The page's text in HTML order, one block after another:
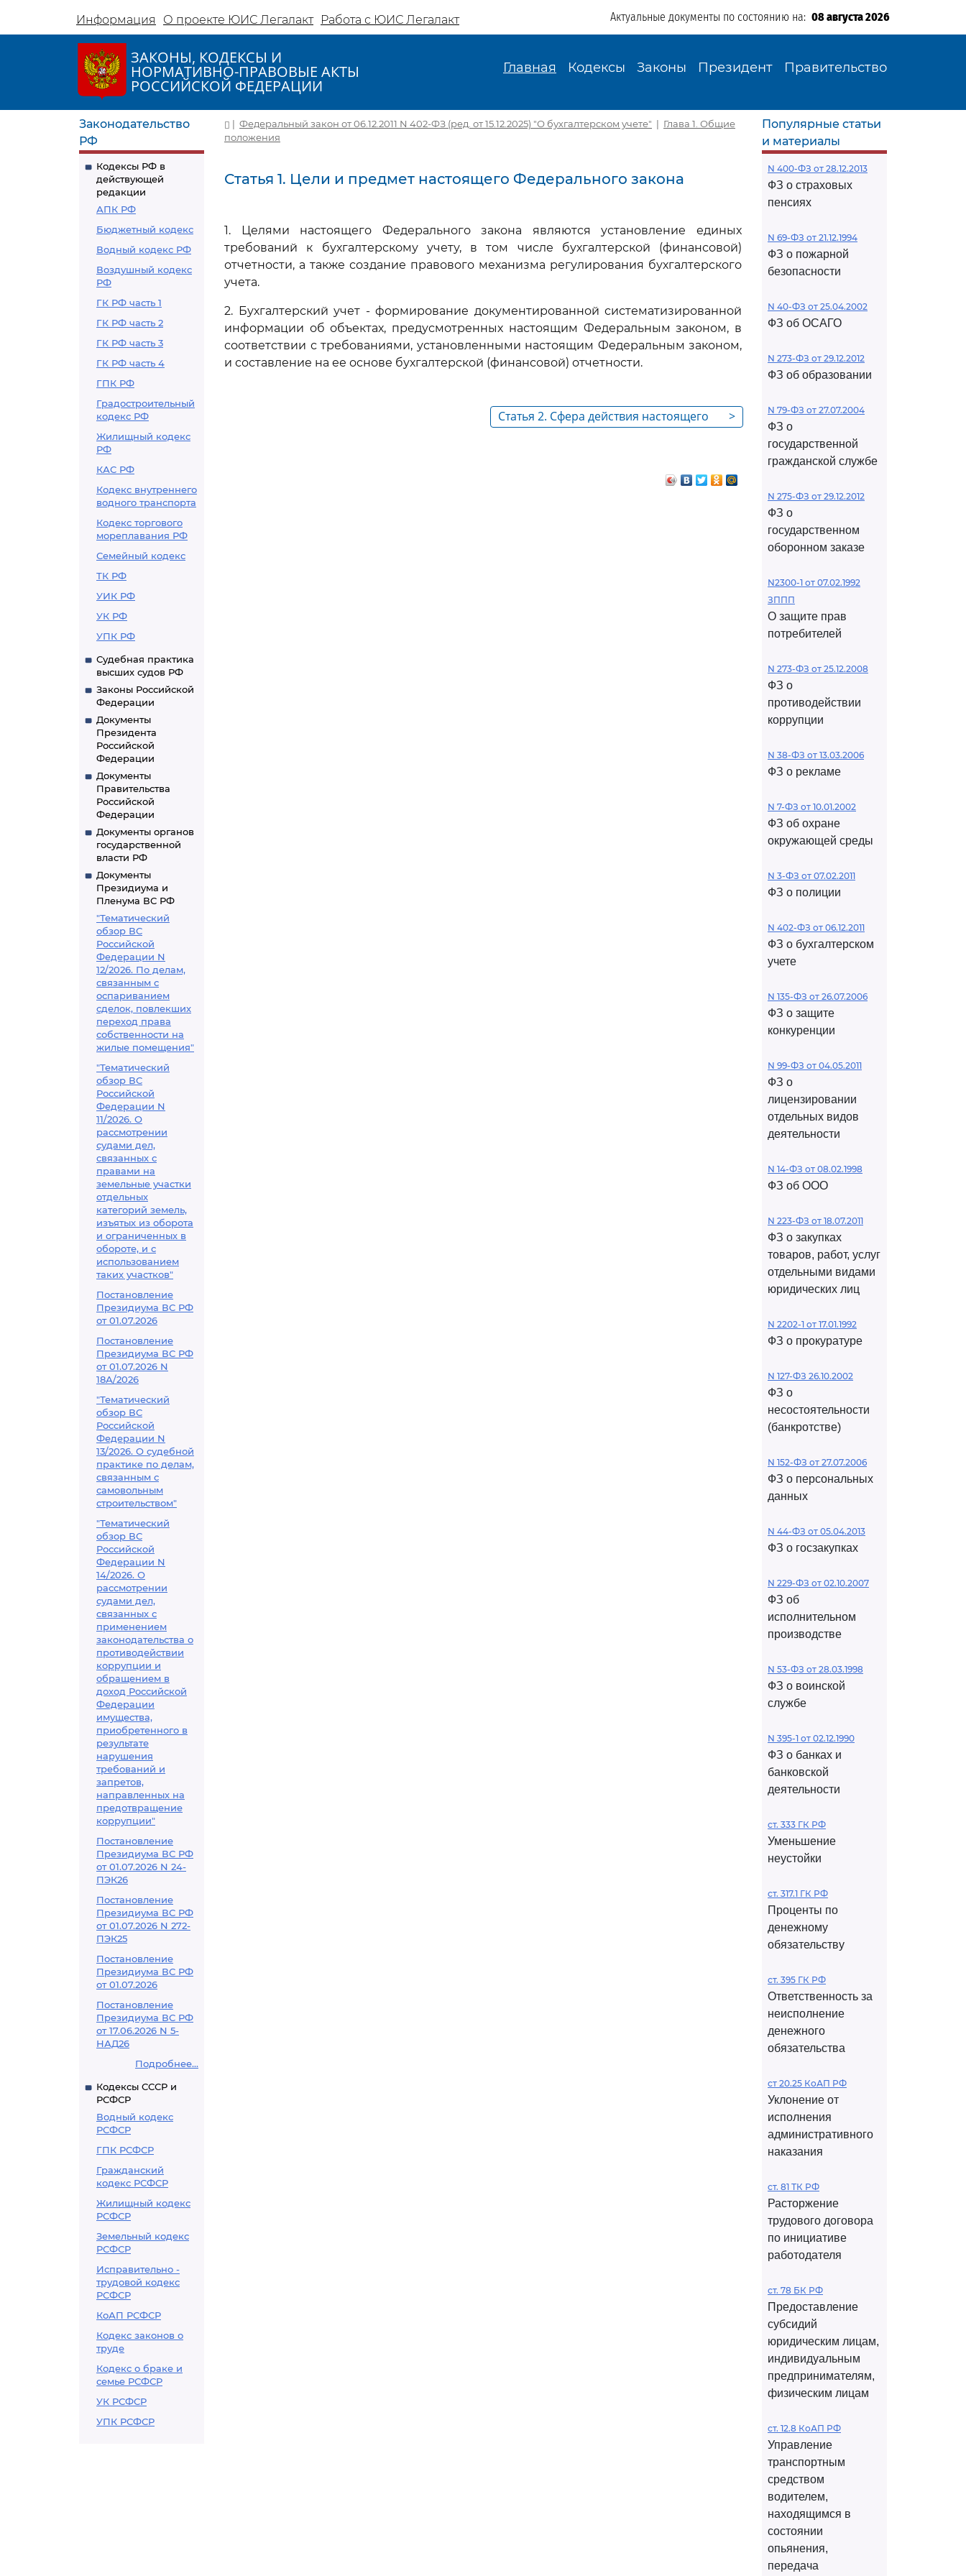
Информация О проекте ЮИС Легалакт Работа с ЮИС Легалакт Актуальные документы по состоянию на: 08 августа 2026
ЗАКОНЫ, КОДЕКСЫ И
НОРМАТИВНО-ПРАВОВЫЕ АКТЫ
РОССИЙСКОЙ ФЕДЕРАЦИИ
Главная Кодексы Законы Президент Правительство
Законодательство
РФ
Кодексы РФ в
действующей
редакции
АПК РФ
Бюджетный кодекс
Водный кодекс РФ
Воздушный кодекс
РФ
ГК РФ часть 1
ГК РФ часть 2
ГК РФ часть 3
ГК РФ часть 4
ГПК РФ
Градостроительный
кодекс РФ
Жилищный кодекс
РФ
КАС РФ
Кодекс внутреннего
водного транспорта
Кодекс торгового
мореплавания РФ
Семейный кодекс
ТК РФ
УИК РФ
УК РФ
УПК РФ
Судебная практика
высших судов РФ
Законы Российской
Федерации
Документы
Президента
Российской
Федерации
Документы
Правительства
Российской
Федерации
Документы органов
государственной
власти РФ
Документы
Президиума и
Пленума ВС РФ
"Тематический
обзор ВС
Российской
Федерации N
12/2026. По делам,
связанным с
оспариванием
сделок, повлекших
переход права
собственности на
жилые помещения"
"Тематический
обзор ВС
Российской
Федерации N
11/2026. О
рассмотрении
судами дел,
связанных с
правами на
земельные участки
отдельных
категорий земель,
изъятых из оборота
и ограниченных в
обороте, и с
использованием
таких участков"
Постановление
Президиума ВС РФ
от 01.07.2026
Постановление
Президиума ВС РФ
от 01.07.2026 N
18А/2026
"Тематический
обзор ВС
Российской
Федерации N
13/2026. О судебной
практике по делам,
связанным с
самовольным
строительством"
"Тематический
обзор ВС
Российской
Федерации N
14/2026. О
рассмотрении
судами дел,
связанных с
применением
законодательства о
противодействии
коррупции и
обращением в
доход Российской
Федерации
имущества,
приобретенного в
результате
нарушения
требований и
запретов,
направленных на
предотвращение
коррупции"
Постановление
Президиума ВС РФ
от 01.07.2026 N 24-
ПЭК26
Постановление
Президиума ВС РФ
от 01.07.2026 N 272-
ПЭК25
Постановление
Президиума ВС РФ
от 01.07.2026
Постановление
Президиума ВС РФ
от 17.06.2026 N 5-
НАД26
Подробнее...
Кодексы СССР и
РСФСР
Водный кодекс
РСФСР
ГПК РСФСР
Гражданский
кодекс РСФСР
Жилищный кодекс
РСФСР
Земельный кодекс
РСФСР
Исправительно -
трудовой кодекс
РСФСР
КоАП РСФСР
Кодекс законов о
труде
Кодекс о браке и
семье РСФСР
УК РСФСР
УПК РСФСР
| Федеральный закон от 06.12.2011 N 402-ФЗ (ред. от 15.12.2025) "О бухгалтерском учете" | Глава 1. Общие
положения
Статья 1. Цели и предмет настоящего Федерального закона
1. Целями настоящего Федерального закона являются установление единых
требований к бухгалтерскому учету, в том числе бухгалтерской (финансовой)
отчетности, а также создание правового механизма регулирования бухгалтерского
учета.
2. Бухгалтерский учет - формирование документированной систематизированной
информации об объектах, предусмотренных настоящим Федеральным законом, в
соответствии с требованиями, установленными настоящим Федеральным законом,
и составление на ее основе бухгалтерской (финансовой) отчетности.
>
Статья 2. Сфера действия настоящего
Популярные статьи
и материалы
N 400-ФЗ от 28.12.2013
ФЗ о страховых
пенсиях
N 69-ФЗ от 21.12.1994
ФЗ о пожарной
безопасности
N 40-ФЗ от 25.04.2002
ФЗ об ОСАГО
N 273-ФЗ от 29.12.2012
ФЗ об образовании
N 79-ФЗ от 27.07.2004
ФЗ о
государственной
гражданской службе
N 275-ФЗ от 29.12.2012
ФЗ о
государственном
оборонном заказе
N2300-1 от 07.02.1992
ЗППП
О защите прав
потребителей
N 273-ФЗ от 25.12.2008
ФЗ о
противодействии
коррупции
N 38-ФЗ от 13.03.2006
ФЗ о рекламе
N 7-ФЗ от 10.01.2002
ФЗ об охране
окружающей среды
N 3-ФЗ от 07.02.2011
ФЗ о полиции
N 402-ФЗ от 06.12.2011
ФЗ о бухгалтерском
учете
N 135-ФЗ от 26.07.2006
ФЗ о защите
конкуренции
N 99-ФЗ от 04.05.2011
ФЗ о
лицензировании
отдельных видов
деятельности
N 14-ФЗ от 08.02.1998
ФЗ об ООО
N 223-ФЗ от 18.07.2011
ФЗ о закупках
товаров, работ, услуг
отдельными видами
юридических лиц
N 2202-1 от 17.01.1992
ФЗ о прокуратуре
N 127-ФЗ 26.10.2002
ФЗ о
несостоятельности
(банкротстве)
N 152-ФЗ от 27.07.2006
ФЗ о персональных
данных
N 44-ФЗ от 05.04.2013
ФЗ о госзакупках
N 229-ФЗ от 02.10.2007
ФЗ об
исполнительном
производстве
N 53-ФЗ от 28.03.1998
ФЗ о воинской
службе
N 395-1 от 02.12.1990
ФЗ о банках и
банковской
деятельности
ст. 333 ГК РФ
Уменьшение
неустойки
ст. 317.1 ГК РФ
Проценты по
денежному
обязательству
ст. 395 ГК РФ
Ответственность за
неисполнение
денежного
обязательства
ст 20.25 КоАП РФ
Уклонение от
исполнения
административного
наказания
ст. 81 ТК РФ
Расторжение
трудового договора
по инициативе
работодателя
ст. 78 БК РФ
Предоставление
субсидий
юридическим лицам,
индивидуальным
предпринимателям,
физическим лицам
ст. 12.8 КоАП РФ
Управление
транспортным
средством
водителем,
находящимся в
состоянии
опьянения,
передача